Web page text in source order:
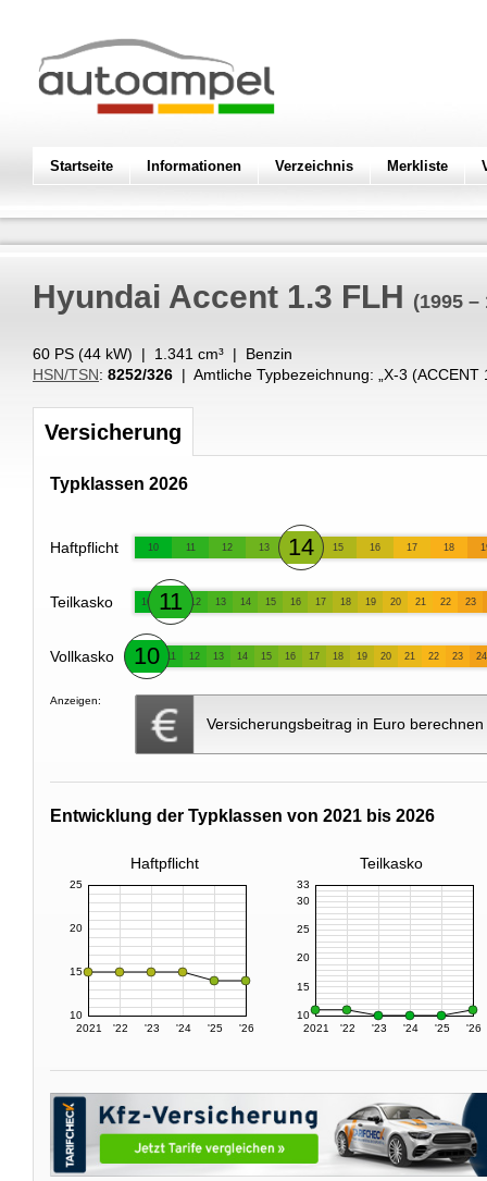
Startseite Informationen Verzeichnis Merkliste
Hyundai Accent 1.3 FLH (1995 –
60 PS (44 kW) | 1.341 cm³ | Benzin
HSN/TSN: 8252/326 | Amtliche Typbezeichnung: „ X-3 (ACCENT
Versicherung
Typklassen 2026
Haftpflicht 10 11 12 13 14 15 16 17 18
Teilkasko 10 11 12 13 14 15 16 17 18 19 20 21 22 23
Vollkasko 10 11 12 13 14 15 16 17 18 19 20 21 22 23 24
Anzeigen:
Versicherungsbeitrag in Euro berechnen
Entwicklung der Typklassen von 2021 bis 2026
Haftpflicht Teilkasko
2021 '22 '23 '24 '25 '26
10
15
20
25
2021 '22 '23 '24 '25 '26
10
15
20
25
30
33